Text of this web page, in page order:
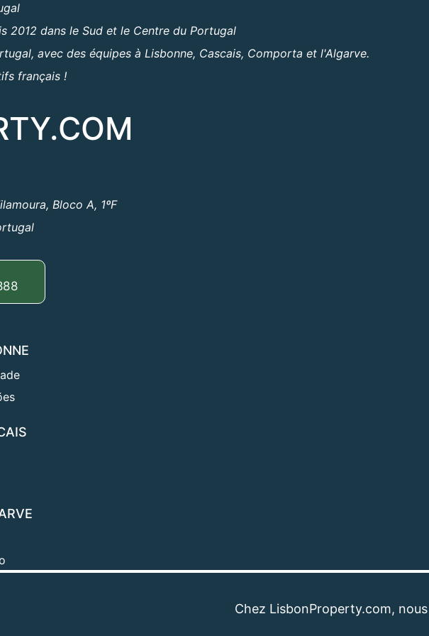
2012 dans le Sud et le Centre du Portugal
avec des équipes à Lisbonne, Cascais, Comporta et l'Algarve.
français !
Bloco A, 1ºF
Chez LisbonProperty.com, nous